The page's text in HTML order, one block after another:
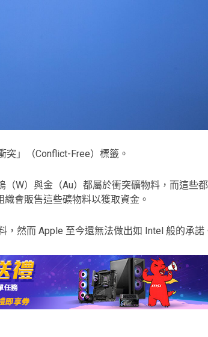
」（Conflict-Free）標籤。
W）與金（Au）都屬於衝突礦物料，而這些
會販售這些礦物料以獲取資金。
然而 Apple 至今還無法做出如 Intel 般的承諾